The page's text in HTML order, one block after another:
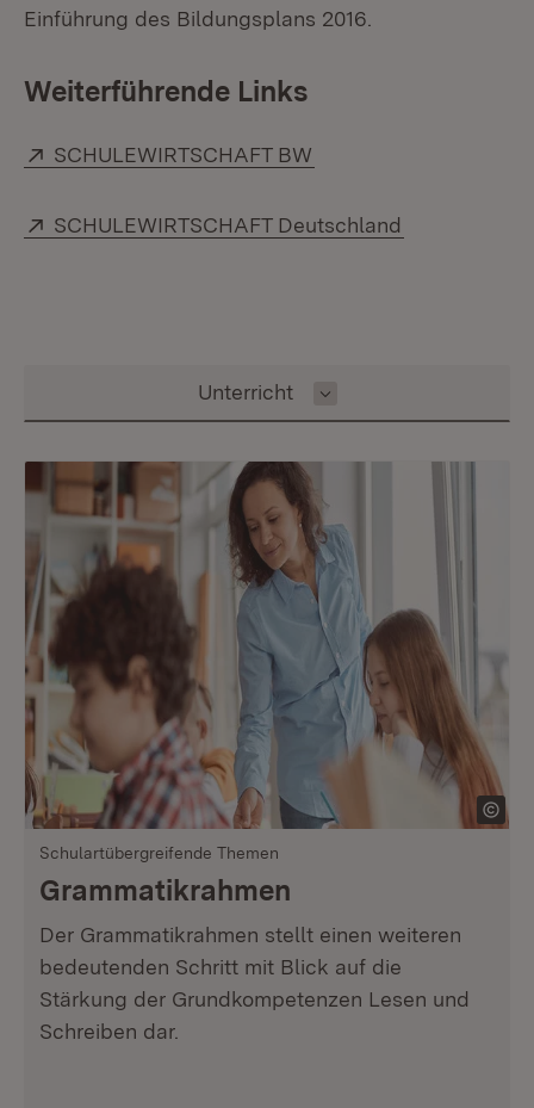
Einführung des Bildungsplans 2016.
Weiterführende Links
Extern:
SCHULEWIRTSCHAFT BW
Extern:
SCHULEWIRTSCHAFT Deutschland
Inhalt auswählen
Unterricht
Schulartübergreifende Themen
Grammatikrahmen
Der Grammatikrahmen stellt einen weiteren
bedeutenden Schritt mit Blick auf die
Stärkung der Grundkompetenzen Lesen und
Schreiben dar.